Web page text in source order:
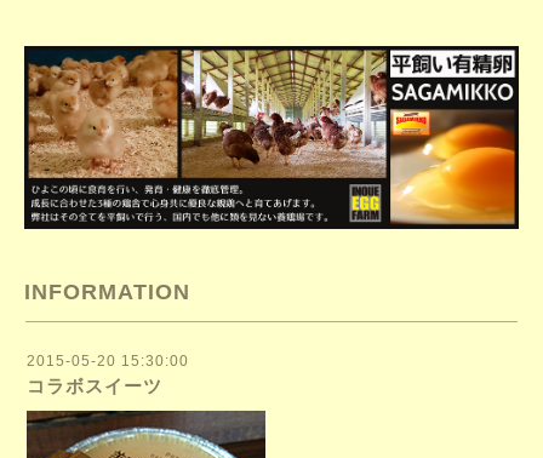
INFORMATION
2015-05-20 15:30:00
コラボスイーツ